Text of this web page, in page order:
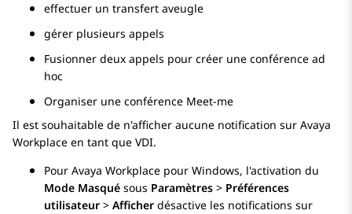
effectuer un transfert aveugle
gérer plusieurs appels
Fusionner deux appels pour créer une conférence ad
hoc
Organiser une conférence Meet-me
Il est souhaitable de n'afficher aucune notification sur Avaya
Workplace en tant que VDI.
Pour Avaya Workplace pour Windows, l'activation du
Mode Masqué sous Paramètres > Préférences
utilisateur > Afficher désactive les notifications sur